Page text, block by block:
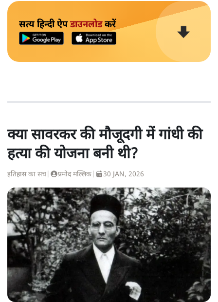
सत्य हिन्दी ऐपडाउनलोडकरें
क्या सावरकर की मौजूदगी में गांधी की
हत्या की योजना बनी थी?
इतिहास का सच प्रमोद मल्लिक 30 JAN, 2026